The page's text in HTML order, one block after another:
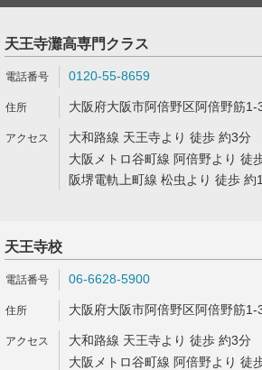
天王寺灘高専門クラス
0120-55-8659
大阪府大阪市阿倍野区阿倍野筋
大和路線 天王寺より 徒歩 約3分
大阪メトロ谷町線 阿倍野より 徒
阪堺電軌上町線 松虫より 徒歩 約
天王寺校
06-6628-5900
大阪府大阪市阿倍野区阿倍野筋
大和路線 天王寺より 徒歩 約3分
大阪メトロ谷町線 阿倍野より 徒